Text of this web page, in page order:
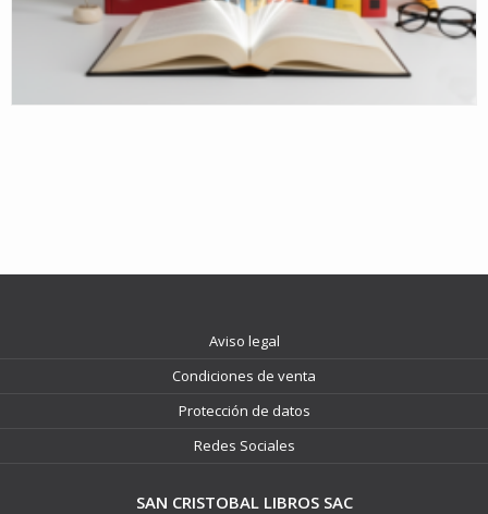
Aviso legal
Condiciones de venta
Protección de datos
Redes Sociales
SAN CRISTOBAL LIBROS SAC